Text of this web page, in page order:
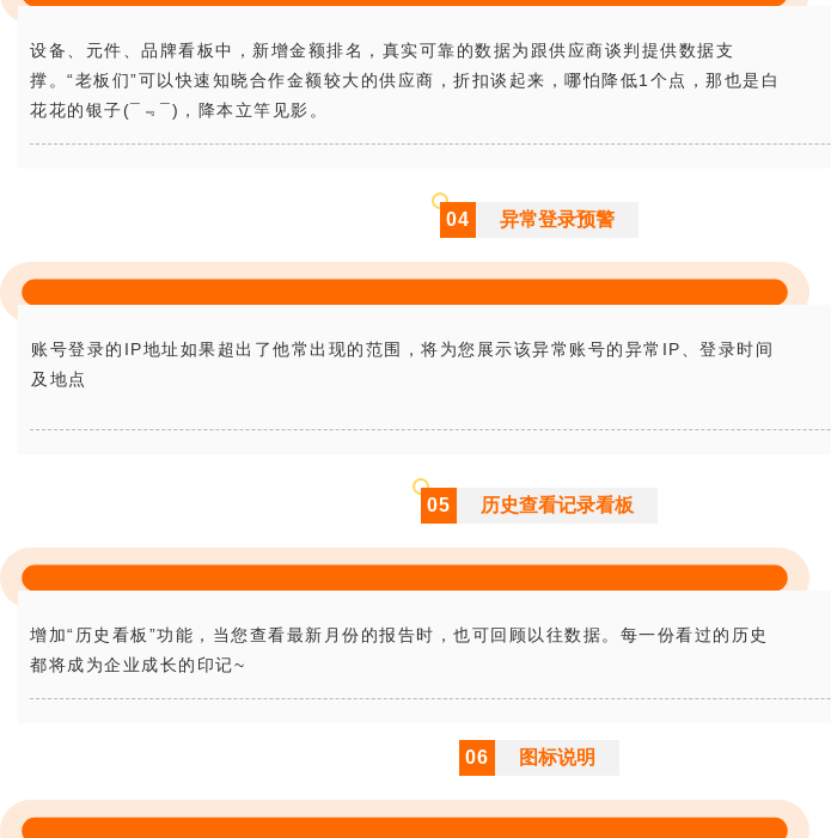
设备、元件、品牌看板中，新增金额排名，真实可靠的数据为跟供应商谈判提供数据支
撑。“老板们”可以快速知晓合作金额较大的供应商，折扣谈起来，哪怕降低1个点，那也是白
花花的银子(¯﹃¯)，降本立竿见影。
04 异常登录预警
账号登录的IP地址如果超出了他常出现的范围，将为您展示该异常账号的异常IP、登录时间
及地点
05 历史查看记录看板
增加“历史看板”功能，当您查看最新月份的报告时，也可回顾以往数据。每一份看过的历史
都将成为企业成长的印记~
06 图标说明